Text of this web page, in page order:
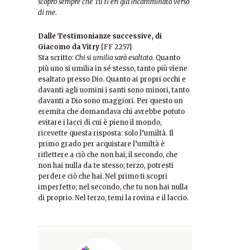
scopro sempre che Tu ti eri già incamminato verso
di me.
Dalle Testimonianze successive, di
Giacomo da Vitry [FF 2257]
Sta scritto:Chi si umilia sarà esaltato. Quanto
più uno si umilia in sé stesso, tanto più viene
esaltato presso Dio. Quanto ai propri occhi e
davanti agli uomini i santi sono minori, tanto
davanti a Dio sono maggiori. Per questo un
eremita che domandava chi avrebbe potuto
evitare i lacci di cui è pieno il mondo,
ricevette questa risposta: solo l’umiltà. Il
primo grado per acquistare l’umiltà è
riflettere a ciò che non hai; il secondo, che
non hai nulla da te stesso; terzo, potresti
perdere ciò che hai. Nel primo ti scopri
imperfetto; nel secondo, che tu non hai nulla
di proprio. Nel terzo, temi la rovina e il laccio.